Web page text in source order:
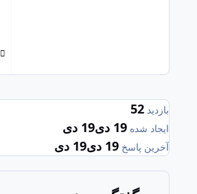
بازدید 52
ایجاد شده 19 دی 19 دی
آخرین پاسخ 19 دی 19 دی